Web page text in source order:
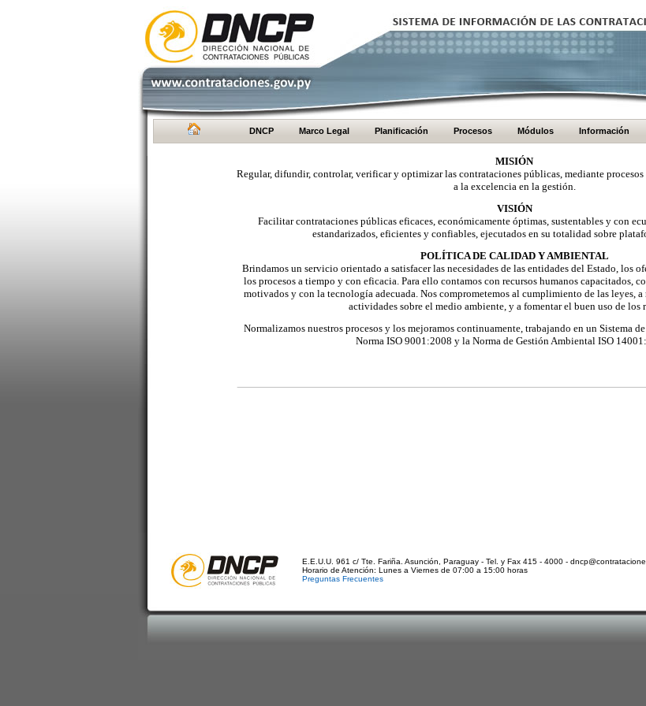
DNCP Marco Legal Planificación Procesos Módulos Información
MISIÓN
Regular, difundir, controlar, verificar y optimizar las contrataciones públicas, mediante
a la excelencia en la gestión.
VISIÓN
Facilitar contrataciones públicas eficaces, económicamente óptimas, sustentables y con
estandarizados, eficientes y confiables, ejecutados en su totalidad sobre
POLÍTICA DE CALIDAD Y AMBIENTAL
Brindamos un servicio orientado a satisfacer las necesidades de las entidades del Estado, los
los procesos a tiempo y con eficacia. Para ello contamos con recursos humanos capacitados,
motivados y con la tecnología adecuada. Nos comprometemos al cumplimiento de las leyes,
actividades sobre el medio ambiente, y a fomentar el buen uso de los
Normalizamos nuestros procesos y los mejoramos continuamente, trabajando en un Sistema
Norma ISO 9001:2008 y la Norma de Gestión Ambiental ISO
E.E.U.U. 961 c/ Tte. Fariña. Asunción, Paraguay - Tel. y Fax 415 - 4000 -
Horario de Atención: Lunes a Viernes de 07:00 a 15:00 horas
Preguntas Frecuentes